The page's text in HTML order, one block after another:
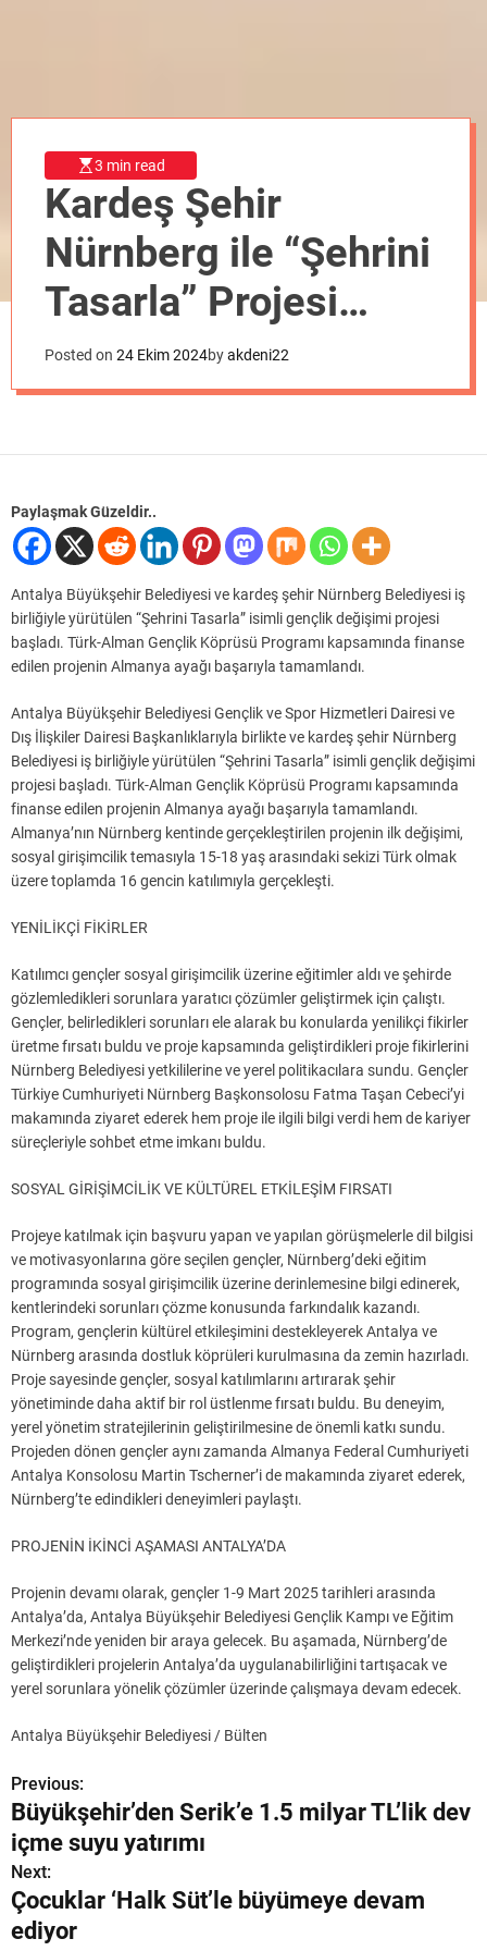
3 min read
Kardeş Şehir
Nürnberg ile “Şehrini
Tasarla” Projesi
Başladı
Posted on 24 Ekim 2024byakdeni22
Paylaşmak Güzeldir..
Antalya Büyükşehir Belediyesi ve kardeş şehir Nürnberg Belediyesi iş
birliğiyle yürütülen “Şehrini Tasarla” isimli gençlik değişimi projesi
başladı. Türk-Alman Gençlik Köprüsü Programı kapsamında finanse
edilen projenin Almanya ayağı başarıyla tamamlandı.
Antalya Büyükşehir Belediyesi Gençlik ve Spor Hizmetleri Dairesi ve
Dış İlişkiler Dairesi Başkanlıklarıyla birlikte ve kardeş şehir Nürnberg
Belediyesi iş birliğiyle yürütülen “Şehrini Tasarla” isimli gençlik değişimi
projesi başladı. Türk-Alman Gençlik Köprüsü Programı kapsamında
finanse edilen projenin Almanya ayağı başarıyla tamamlandı.
Almanya’nın Nürnberg kentinde gerçekleştirilen projenin ilk değişimi,
sosyal girişimcilik temasıyla 15-18 yaş arasındaki sekizi Türk olmak
üzere toplamda 16 gencin katılımıyla gerçekleşti.
YENİLİKÇİ FİKİRLER
Katılımcı gençler sosyal girişimcilik üzerine eğitimler aldı ve şehirde
gözlemledikleri sorunlara yaratıcı çözümler geliştirmek için çalıştı.
Gençler, belirledikleri sorunları ele alarak bu konularda yenilikçi fikirler
üretme fırsatı buldu ve proje kapsamında geliştirdikleri proje fikirlerini
Nürnberg Belediyesi yetkililerine ve yerel politikacılara sundu. Gençler
Türkiye Cumhuriyeti Nürnberg Başkonsolosu Fatma Taşan Cebeci’yi
makamında ziyaret ederek hem proje ile ilgili bilgi verdi hem de kariyer
süreçleriyle sohbet etme imkanı buldu.
SOSYAL GİRİŞİMCİLİK VE KÜLTÜREL ETKİLEŞİM FIRSATI
Projeye katılmak için başvuru yapan ve yapılan görüşmelerle dil bilgisi
ve motivasyonlarına göre seçilen gençler, Nürnberg’deki eğitim
programında sosyal girişimcilik üzerine derinlemesine bilgi edinerek,
kentlerindeki sorunları çözme konusunda farkındalık kazandı.
Program, gençlerin kültürel etkileşimini destekleyerek Antalya ve
Nürnberg arasında dostluk köprüleri kurulmasına da zemin hazırladı.
Proje sayesinde gençler, sosyal katılımlarını artırarak şehir
yönetiminde daha aktif bir rol üstlenme fırsatı buldu. Bu deneyim,
yerel yönetim stratejilerinin geliştirilmesine de önemli katkı sundu.
Projeden dönen gençler aynı zamanda Almanya Federal Cumhuriyeti
Antalya Konsolosu Martin Tscherner’i de makamında ziyaret ederek,
Nürnberg’te edindikleri deneyimleri paylaştı.
PROJENİN İKİNCİ AŞAMASI ANTALYA’DA
Projenin devamı olarak, gençler 1-9 Mart 2025 tarihleri arasında
Antalya’da, Antalya Büyükşehir Belediyesi Gençlik Kampı ve Eğitim
Merkezi’nde yeniden bir araya gelecek. Bu aşamada, Nürnberg’de
geliştirdikleri projelerin Antalya’da uygulanabilirliğini tartışacak ve
yerel sorunlara yönelik çözümler üzerinde çalışmaya devam edecek.
Antalya Büyükşehir Belediyesi / Bülten
Y
a
z
ı
Previous:
Büyükşehir’den Serik’e 1.5 milyar TL’lik dev
içme suyu yatırımı
Next:
Çocuklar ‘Halk Süt’le büyümeye devam
ediyor